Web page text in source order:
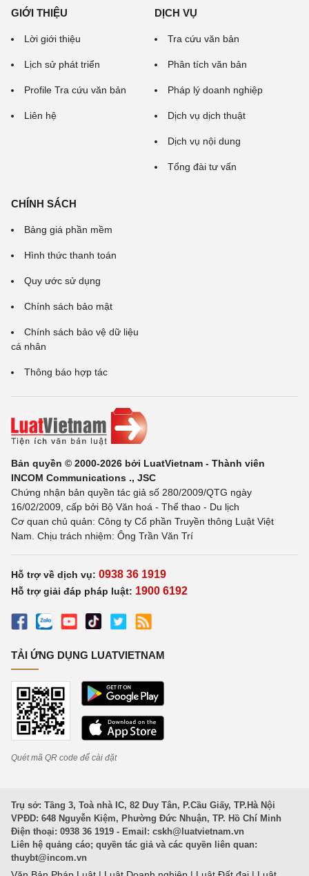
GIỚI THIỆU
Lời giới thiệu
Lịch sử phát triển
Profile Tra cứu văn bản
Liên hệ
DỊCH VỤ
Tra cứu văn bản
Phân tích văn bản
Pháp lý doanh nghiệp
Dịch vụ dịch thuật
Dịch vụ nội dung
Tổng đài tư vấn
CHÍNH SÁCH
Bảng giá phần mềm
Hình thức thanh toán
Quy ước sử dụng
Chính sách bảo mật
Chính sách bảo vệ dữ liệu
cá nhân
Thông báo hợp tác
Bản quyền © 2000-2026 bởi LuatVietnam - Thành viên
INCOM Communications ., JSC
Chứng nhận bản quyền tác giả số 280/2009/QTG ngày
16/02/2009, cấp bởi Bộ Văn hoá - Thể thao - Du lịch
Cơ quan chủ quản: Công ty Cổ phần Truyền thông Luật Việt
Nam. Chịu trách nhiệm: Ông Trần Văn Trí
Hỗ trợ về dịch vụ: 0938 36 1919
Hỗ trợ giải đáp pháp luật: 1900 6192
TẢI ỨNG DỤNG LUATVIETNAM
Quét mã QR code để cài đặt
Trụ sở: Tầng 3, Toà nhà IC, 82 Duy Tân, P.Cầu Giấy, TP.Hà Nội
VPĐD: 648 Nguyễn Kiệm, Phường Đức Nhuận, TP. Hồ Chí Minh
Điện thoại: 0938 36 1919 - Email: cskh@luatvietnam.vn
Liên hệ quảng cáo; quyền tác giả và các quyền liên quan:
thuybt@incom.vn